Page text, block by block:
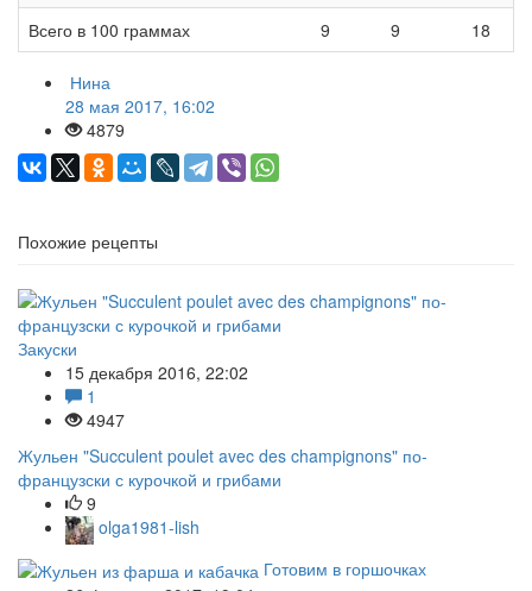
Всего в 100 граммах
9 9 18
Нина
28 мая 2017, 16:02
4879
Похожие рецепты
Закуски
15 декабря 2016, 22:02
1
4947
Жульен "Succulent poulet avec des champignons" по-
французски с курочкой и грибами
9
olga1981-lish
Готовим в горшочках